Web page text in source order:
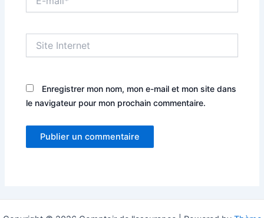
mail*
Internet
Enregistrer mon nom, mon e-mail et mon site dans
le navigateur pour mon prochain commentaire.